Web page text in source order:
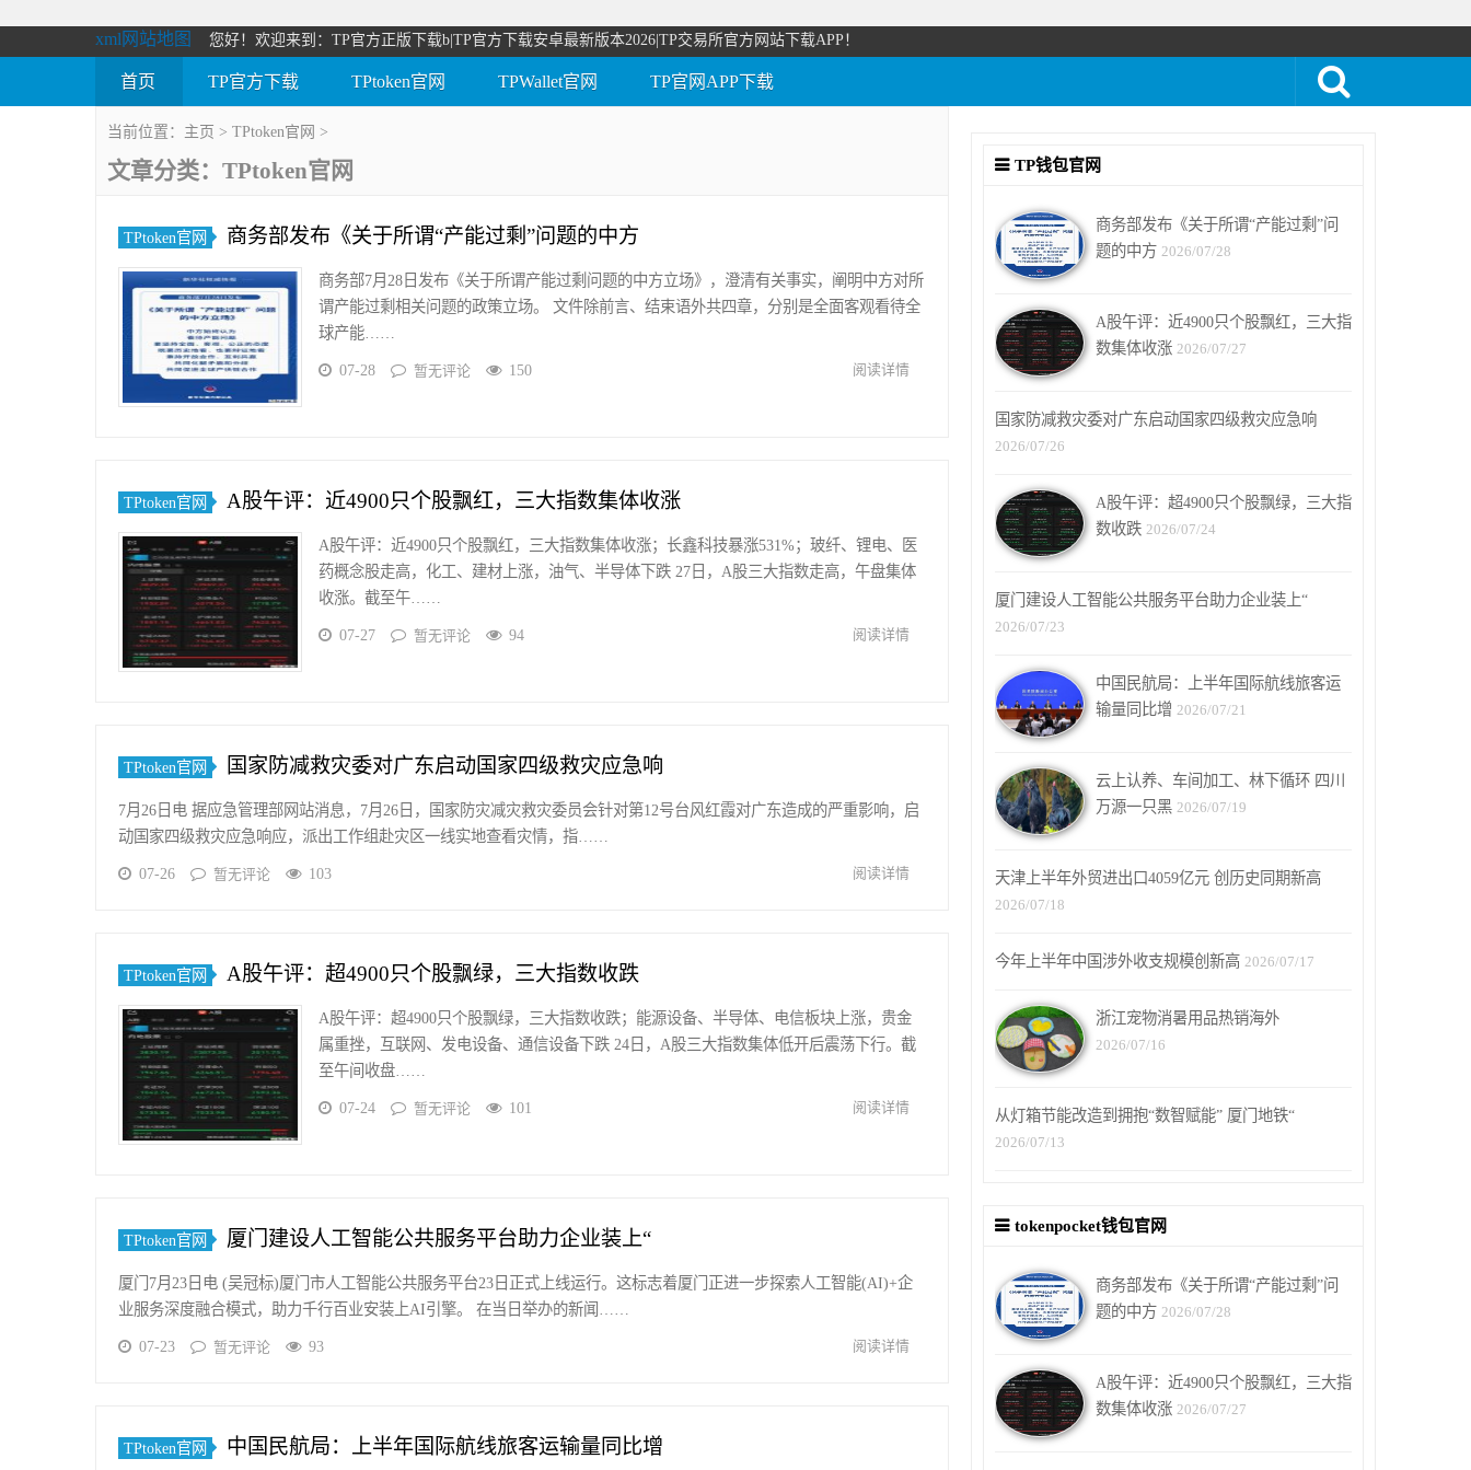
xml网站地图 您好！欢迎来到：TP官方正版下载b|TP官方下载安卓最新版本2026|TP交易所官方网站下载APP！
首页 TP官方下载 TPtoken官网 TPWallet官网 TP官网APP下载
当前位置： 主页 > TPtoken官网 >
文章分类：TPtoken官网
TPtoken官网 商务部发布《关于所谓“产能过剩”问题的中方
商务部7月28日发布《关于所谓产能过剩问题的中方立场》，澄清有关事实，阐明中方对所
谓产能过剩相关问题的政策立场。 文件除前言、结束语外共四章，分别是全面客观看待全
球产能……
07-28 暂无评论 150 阅读详情
TPtoken官网 A股午评：近4900只个股飘红，三大指数集体收涨
A股午评：近4900只个股飘红，三大指数集体收涨；长鑫科技暴涨531%；玻纤、锂电、医
药概念股走高，化工、建材上涨，油气、半导体下跌 27日，A股三大指数走高，午盘集体
收涨。截至午……
07-27 暂无评论 94 阅读详情
TPtoken官网 国家防减救灾委对广东启动国家四级救灾应急响
7月26日电 据应急管理部网站消息，7月26日，国家防灾减灾救灾委员会针对第12号台风红霞对广东造成的严重影响，启
动国家四级救灾应急响应，派出工作组赴灾区一线实地查看灾情，指……
07-26 暂无评论 103 阅读详情
TPtoken官网 A股午评：超4900只个股飘绿，三大指数收跌
A股午评：超4900只个股飘绿，三大指数收跌；能源设备、半导体、电信板块上涨，贵金
属重挫，互联网、发电设备、通信设备下跌 24日，A股三大指数集体低开后震荡下行。截
至午间收盘……
07-24 暂无评论 101 阅读详情
TPtoken官网 厦门建设人工智能公共服务平台助力企业装上“
厦门7月23日电 (吴冠标)厦门市人工智能公共服务平台23日正式上线运行。这标志着厦门正进一步探索人工智能(AI)+企
业服务深度融合模式，助力千行百业安装上AI引擎。 在当日举办的新闻……
07-23 暂无评论 93 阅读详情
TPtoken官网 中国民航局：上半年国际航线旅客运输量同比增
TP钱包官网
商务部发布《关于所谓“产能过剩”问
题的中方 2026/07/28
A股午评：近4900只个股飘红，三大指
数集体收涨 2026/07/27
国家防减救灾委对广东启动国家四级救灾应急响
2026/07/26
A股午评：超4900只个股飘绿，三大指
数收跌 2026/07/24
厦门建设人工智能公共服务平台助力企业装上“
2026/07/23
中国民航局：上半年国际航线旅客运
输量同比增 2026/07/21
云上认养、车间加工、林下循环 四川
万源一只黑 2026/07/19
天津上半年外贸进出口4059亿元 创历史同期新高
2026/07/18
今年上半年中国涉外收支规模创新高 2026/07/17
浙江宠物消暑用品热销海外
2026/07/16
从灯箱节能改造到拥抱“数智赋能” 厦门地铁“
2026/07/13
tokenpocket钱包官网
商务部发布《关于所谓“产能过剩”问
题的中方 2026/07/28
A股午评：近4900只个股飘红，三大指
数集体收涨 2026/07/27